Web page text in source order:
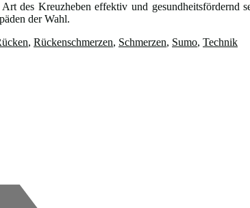
des Kreuzheben effektiv und gesundheitsfördernd
der Wahl.
, Rückenschmerzen, Schmerzen, Sumo, Technik